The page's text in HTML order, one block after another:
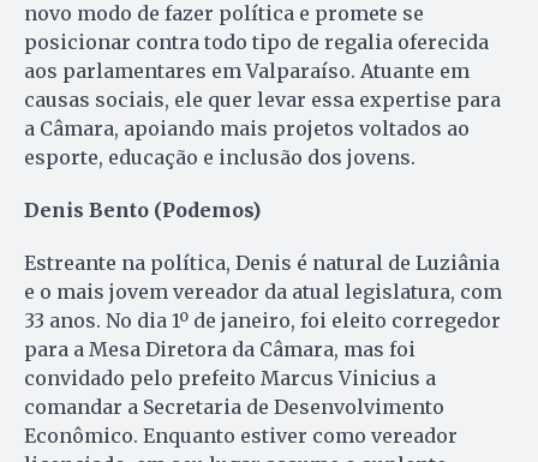
novo modo de fazer política e promete se
posicionar contra todo tipo de regalia oferecida
aos parlamentares em Valparaíso. Atuante em
causas sociais, ele quer levar essa expertise para
a Câmara, apoiando mais projetos voltados ao
esporte, educação e inclusão dos jovens.
Denis Bento (Podemos)
Estreante na política, Denis é natural de Luziânia
e o mais jovem vereador da atual legislatura, com
33 anos. No dia 1º de janeiro, foi eleito corregedor
para a Mesa Diretora da Câmara, mas foi
convidado pelo prefeito Marcus Vinicius a
comandar a Secretaria de Desenvolvimento
Econômico. Enquanto estiver como vereador